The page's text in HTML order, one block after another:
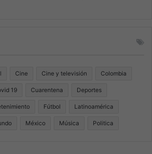
Cine Cine y televisión Colombia
19 Cuarentena Deportes
Fútbol Latinoamérica
México Música Politica